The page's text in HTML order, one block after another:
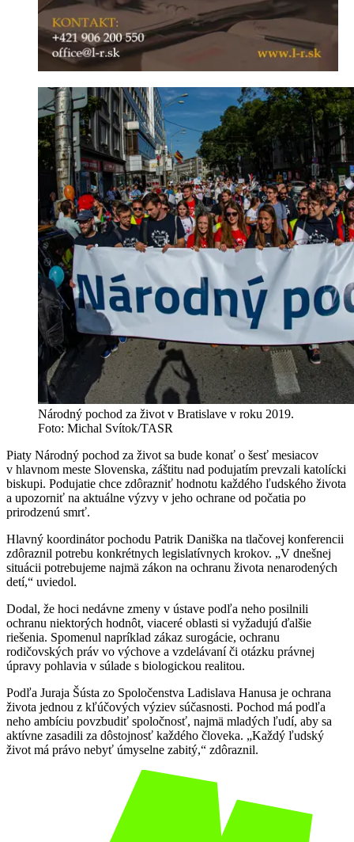
Národný pochod za život v Bratislave v roku 2019.
Foto: Michal Svítok/TASR
Piaty Národný pochod za život sa bude konať o šesť mesiacov
v hlavnom meste Slovenska, záštitu nad podujatím prevzali katolícki
biskupi. Podujatie chce zdôrazniť hodnotu každého ľudského života
a upozorniť na aktuálne výzvy v jeho ochrane od počatia po
prirodzenú smrť.
Hlavný koordinátor pochodu Patrik Daniška na tlačovej konferencii
zdôraznil potrebu konkrétnych legislatívnych krokov. „V dnešnej
situácii potrebujeme najmä zákon na ochranu života nenarodených
detí,“ uviedol.
Dodal, že hoci nedávne zmeny v ústave podľa neho posilnili
ochranu niektorých hodnôt, viaceré oblasti si vyžadujú ďalšie
riešenia. Spomenul napríklad zákaz surogácie, ochranu
rodičovských práv vo výchove a vzdelávaní či otázku právnej
úpravy pohlavia v súlade s biologickou realitou.
Podľa Juraja Šústa zo Spoločenstva Ladislava Hanusa je ochrana
života jednou z kľúčových výziev súčasnosti. Pochod má podľa
neho ambíciu povzbudiť spoločnosť, najmä mladých ľudí, aby sa
aktívne zasadili za dôstojnosť každého človeka. „Každý ľudský
život má právo nebyť úmyselne zabitý,“ zdôraznil.